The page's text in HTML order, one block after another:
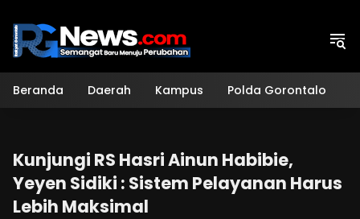
konten
Beranda Daerah Kampus Polda Gorontalo
Kunjungi RS Hasri Ainun Habibie,
Yeyen Sidiki : Sistem Pelayanan Harus
Lebih Maksimal